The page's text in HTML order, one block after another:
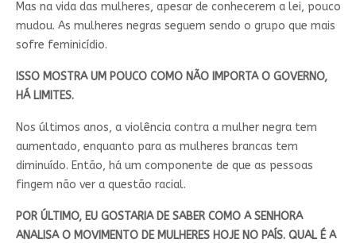
Mas na vida das mulheres, apesar de conhecerem a lei, pouco
mudou. As mulheres negras seguem sendo o grupo que mais
sofre feminicídio.
ISSO MOSTRA UM POUCO COMO NÃO IMPORTA O GOVERNO,
HÁ LIMITES.
Nos últimos anos, a violência contra a mulher negra tem
aumentado, enquanto para as mulheres brancas tem
diminuído. Então, há um componente de que as pessoas
fingem não ver a questão racial.
POR ÚLTIMO, EU GOSTARIA DE SABER COMO A SENHORA
ANALISA O MOVIMENTO DE MULHERES HOJE NO PAÍS. QUAL É A